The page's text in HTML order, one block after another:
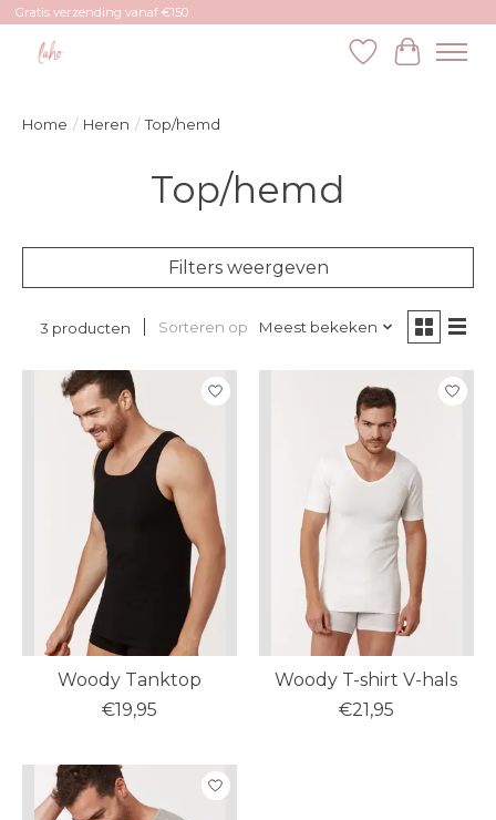
Gratis verzending vanaf €150
Verlanglijst
Home / Heren / Top/hemd
Top/hemd
Filters weergeven
3 producten Sorteren op Meest bekeken
Woody Tanktop
€19,95
Woody T-shirt V-hals
€21,95